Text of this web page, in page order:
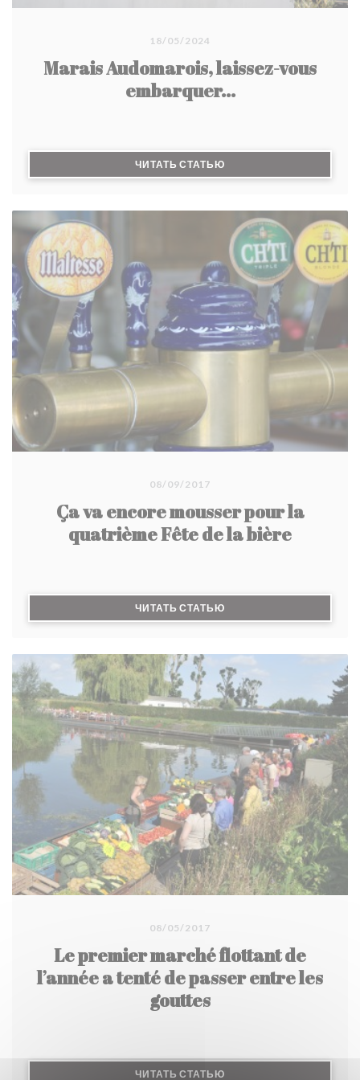
18/05/2024
Marais Audomarois, laissez-vous
embarquer...
ЧИТАТЬ СТАТЬЮ((ОТКРЫВАЕТСЯ В
08/09/2017
Ça va encore mousser pour la
quatrième Fête de la bière
ЧИТАТЬ СТАТЬЮ((ОТКРЫВАЕТСЯ В
08/05/2017
Le premier marché flottant de
l’année a tenté de passer entre les
gouttes
ЧИТАТЬ СТАТЬЮ((ОТКРЫВАЕТСЯ В